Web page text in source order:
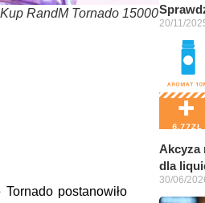
20/11/
Akcyza
dla
30/06/
RandM Tornado 15000
postanowiło